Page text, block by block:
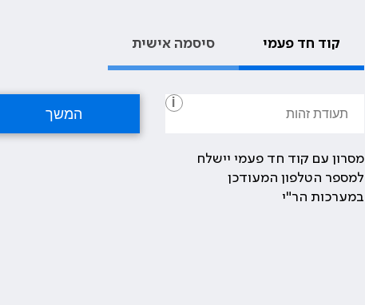
קוד חד פעמי סיסמה אישית
i
מסרון עם קוד חד פעמי יישלח
למספר הטלפון המעודכן
במערכות הר"י